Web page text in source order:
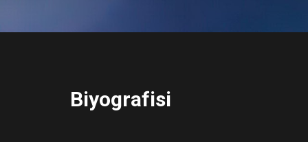
Biyografisi